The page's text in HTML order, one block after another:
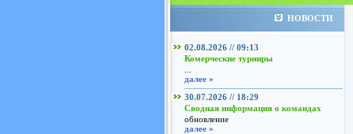
НОВОСТИ
02.08.2026 // 09:13
Комерческие турниры
далее »
30.07.2026 // 18:29
Сводная информация о командах
обновление
далее »